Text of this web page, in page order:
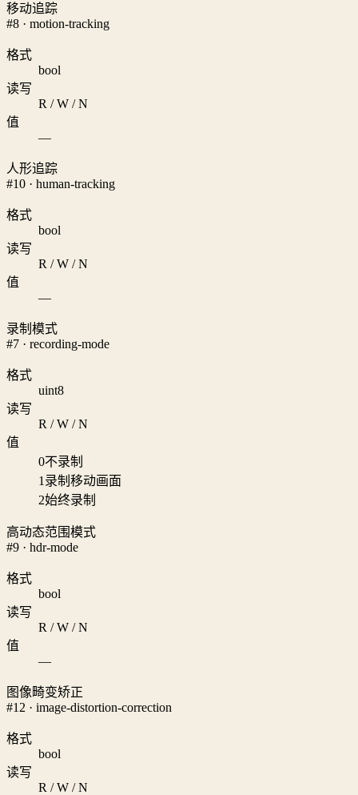
移动追踪
#8 · motion-tracking
格式
bool
读写
R / W / N
值
—
人形追踪
#10 · human-tracking
格式
bool
读写
R / W / N
值
—
录制模式
#7 · recording-mode
格式
uint8
读写
R / W / N
值
0不录制
1 录制移动画面
2始终录制
高动态范围模式
#9 · hdr-mode
格式
bool
读写
R / W / N
值
—
图像畸变矫正
#12 · image-distortion-correction
格式
bool
读写
R / W / N